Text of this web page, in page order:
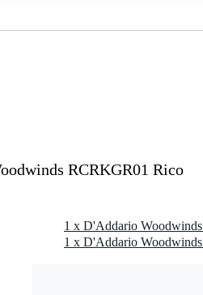
RCRKGR01 Rico